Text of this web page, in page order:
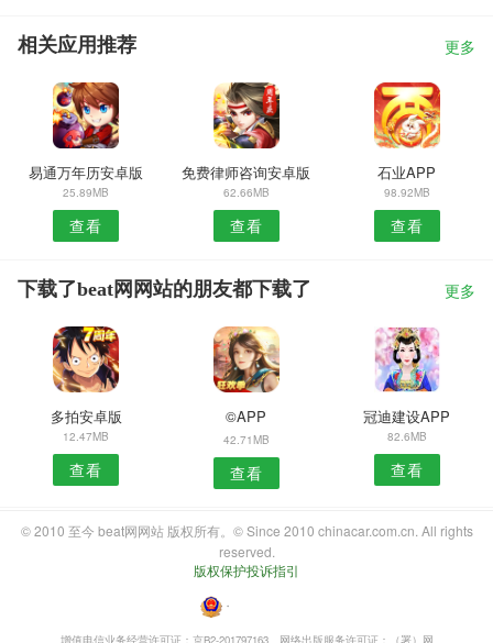
相关应用推荐 更多
易通万年历安卓版
25.89MB
查看
免费律师咨询安卓版
62.66MB
查看
石业APP
98.92MB
查看
下载了beat网网站的朋友都下载了 更多
多拍安卓版
12.47MB
查看
©APP
42.71MB
查看
冠迪建设APP
82.6MB
查看
© 2010 至今 beat网网站 版权所有。© Since 2010 chinacar.com.cn. All rights
reserved.
版权保护投诉指引
・